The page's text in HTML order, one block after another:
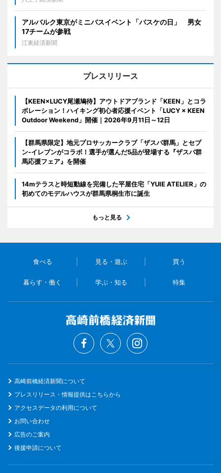
アルバルク東京がミニバスイベント「バスケの日」 男女
17チームが参戦
江東経済新聞
プレスリリース
【KEEN×LUCY尾瀬鳩待】アウトドアブランド「KEEN」とコラ
ボレーション！ハイキング初心者応援イベント「LUCY × KEEN
Outdoor Weekend」開催｜2026年9月11日～12日
【群馬県限定】地元プロサッカークラブ「ザスパ群馬」とセブ
ン‐イレブンがコラボ！選手が選んだ5品が登場する『ザスパ群
馬応援フェア』を開催
14mテラスと時短動線を完備した平屋住宅「YUIE ATELIER」の
初めてのモデルハウスが群馬県桐生市に誕生
もっと見る
食べる 見る・遊ぶ 買う
暮らす・働く 学ぶ・知る 特集
高崎前橋経済新聞について
プレスリリース・情報提供はこちらから
アクセスデータの利用について
お問い合わせ
広告のご案内
後援申請について